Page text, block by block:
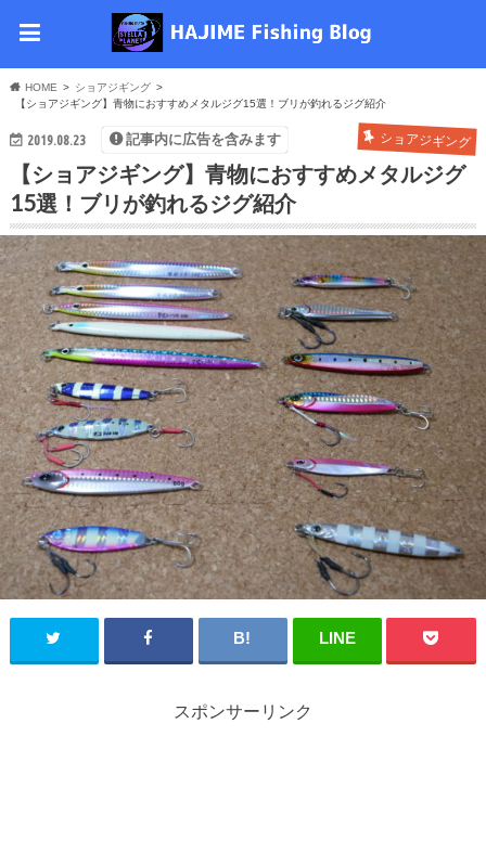
HOME
ショアジギング
【ショアジギング】青物におすすめメタルジグ15選！ブリが釣れるジグ紹介
2019.08.23 ショアジギング
記事内に広告を含みます
【ショアジギング】青物におすすめメタルジグ
15選！ブリが釣れるジグ紹介
スポンサーリンク